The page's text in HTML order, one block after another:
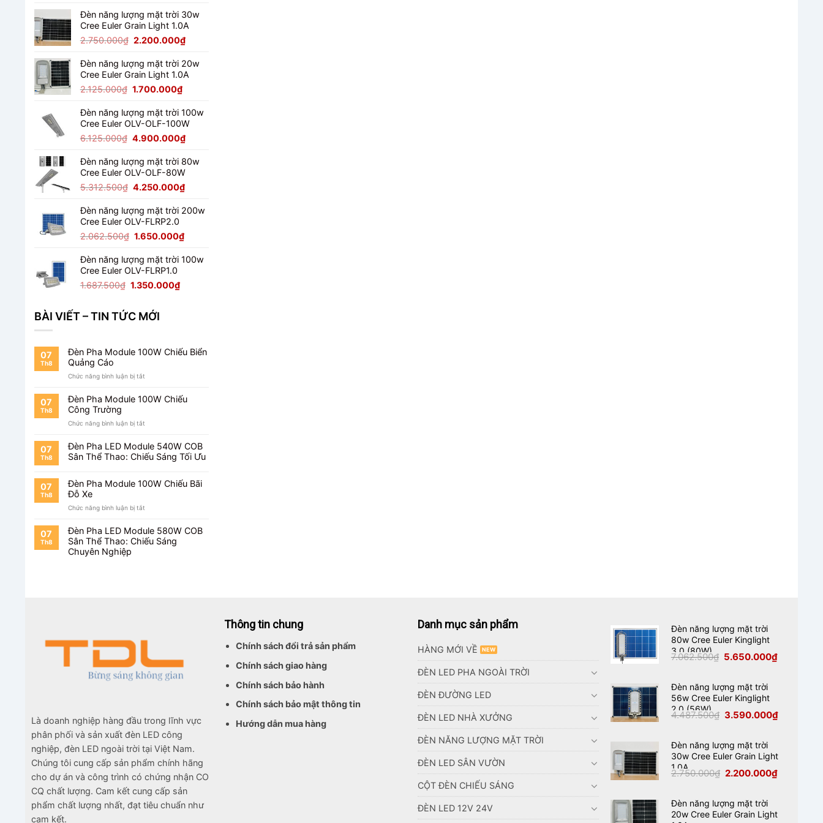
là:
4.487.500₫.
tại
là:
3.590.000₫.
Đèn năng lượng mặt trời 30w
Cree Euler Grain Light 1.0A
2.750.000₫ Giá
là:
2.750.000₫.
2.200.000₫Giá
tại
là:
Đèn năng lượng mặt trời 20w
Cree Euler Grain Light 1.0A
2.125.000₫ Giá
là:
2.125.000₫.
1.700.000₫Giá
tại
là:
1.700.000₫.
Đèn năng lượng mặt trời 100w
Cree Euler OLV-OLF-100W
6.125.000₫ Giá
là:
6.125.000₫.
4.900.000₫Giá
tại
là:
Đèn năng lượng mặt trời 80w
Cree Euler OLV-OLF-80W
5.312.500₫ Giá
là:
5.312.500₫.
4.250.000₫Giá
tại
Đèn năng lượng mặt trời 200w
Cree Euler OLV-FLRP2.0
2.062.500₫ Giá
là:
2.062.500₫.
1.650.000₫Giá
tại
Đèn năng lượng mặt trời 100w
Cree Euler OLV-FLRP1.0
1.687.500₫ Giá
1.687.500₫.
1.350.000₫Giá
BÀI VIẾT – TIN TỨC MỚI
07
Th8
Đèn Pha Module 100W Chiếu Biển
Quảng Cáo
Chức năng bình luận bị tắtở
Pha
Module
Chiếu
Quảng
Cáo
07
Th8
Đèn Pha Module 100W Chiếu
Công Trường
Chức năng bình luận bị tắtở
Pha
Module
100W
Công
07
Th8
Đèn Pha LED Module 540W COB
Sân Thể Thao: Chiếu Sáng Tối Ưu
07
Th8
Đèn Pha Module 100W Chiếu Bãi
Đỗ Xe
Chức năng bình luận bị tắtở
Pha
Module
100W
07
Th8
Đèn Pha LED Module 580W COB
Sân Thể Thao: Chiếu Sáng
Chuyên Nghiệp
Là doanh nghiệp hàng đầu trong lĩnh vực
phân phối và sản xuất đèn LED công
nghiệp, đèn LED ngoài trời tại Việt Nam.
Chúng tôi cung cấp sản phẩm chính hãng
cho dự án và công trình có chứng nhận CO
CQ chất lượng. Cam kết cung cấp sản
phẩm chất lượng nhất, đạt tiêu chuẩn như
cam kết.
Thông tin chung
Chính sách đổi trả sản phẩm
Chính sách giao hàng
Chính sách bảo hành
Chính sách bảo mật thông tin
Hướng dẫn mua hàng
Danh mục sản phẩm
HÀNG MỚI VỀ
ĐÈN LED PHA NGOÀI TRỜI
ĐÈN ĐƯỜNG LED
ĐÈN LED NHÀ XƯỞNG
ĐÈN NĂNG LƯỢNG MẶT TRỜI
ĐÈN LED SÂN VƯỜN
CỘT ĐÈN CHIẾU SÁNG
ĐÈN LED 12V 24V
Đèn năng lượng mặt trời
80w Cree Euler Kinglight
3.0 (80W)
7.062.500₫ Giá
gốc
5.650.000₫Giá
Đèn năng lượng mặt trời
56w Cree Euler Kinglight
2.0 (56W)
4.487.500₫ Giá
gốc
3.590.000₫Giá
Đèn năng lượng mặt trời
30w Cree Euler Grain Light
1.0A
2.750.000₫ Giá
gốc
2.200.000₫Giá
Đèn năng lượng mặt trời
20w Cree Euler Grain Light